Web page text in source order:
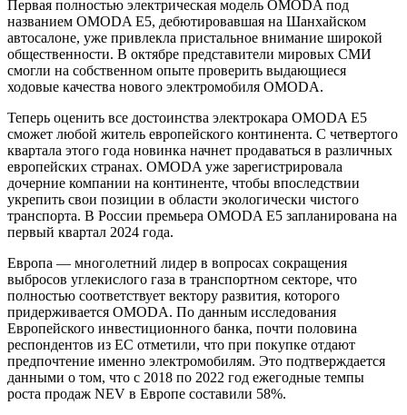
Первая полностью электрическая модель OMODA под
названием OMODA E5, дебютировавшая на Шанхайском
автосалоне, уже привлекла пристальное внимание широкой
общественности. В октябре представители мировых СМИ
смогли на собственном опыте проверить выдающиеся
ходовые качества нового электромобиля OMODA.
Теперь оценить все достоинства электрокара OMODA E5
сможет любой житель европейского континента. С четвертого
квартала этого года новинка начнет продаваться в различных
европейских странах. OMODA уже зарегистрировала
дочерние компании на континенте, чтобы впоследствии
укрепить свои позиции в области экологически чистого
транспорта. В России премьера OMODA E5 запланирована на
первый квартал 2024 года.
Европа — многолетний лидер в вопросах сокращения
выбросов углекислого газа в транспортном секторе, что
полностью соответствует вектору развития, которого
придерживается OMODA. По данным исследования
Европейского инвестиционного банка, почти половина
респондентов из ЕС отметили, что при покупке отдают
предпочтение именно электромобилям. Это подтверждается
данными о том, что с 2018 по 2022 год ежегодные темпы
роста продаж NEV в Европе составили 58%.